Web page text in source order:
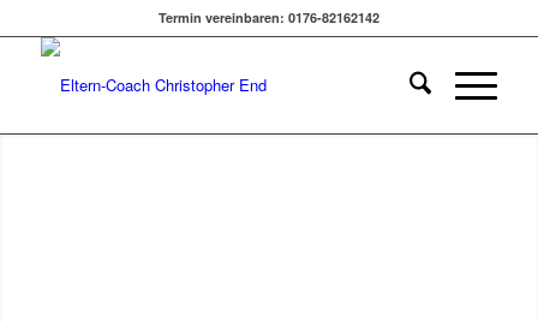
Termin vereinbaren: 0176-82162142